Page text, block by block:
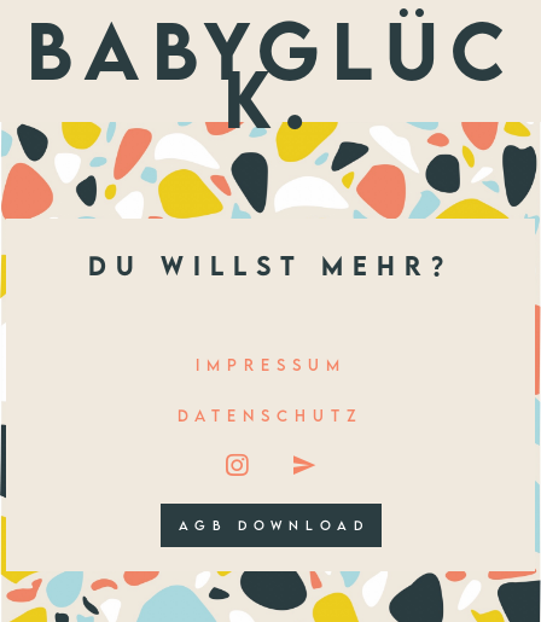
Babyglüc
k.
du willst mehr?
IMPRESSUM
DATENSCHUTZ
AGB DOWNLOAD